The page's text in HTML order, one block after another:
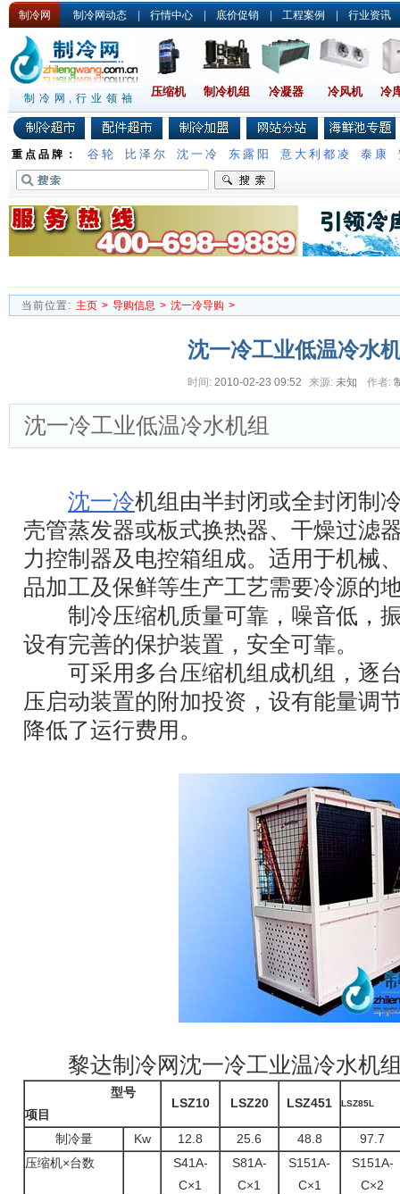
制冷网 制冷网动态 | 行情中心 | 底价促销 | 工程案例 | 行业资讯
制冷网,行业领袖 压缩机 制冷机组 冷凝器 冷风机 冷
重点品牌： 谷轮 比泽尔 沈一冷 东露阳 意大利都凌 泰康
当前位置: 主页 > 导购信息 > 沈一冷导购 >
沈一冷工业低温冷水
时间: 2010-02-23 09:52 来源: 未知 作者:
沈一冷工业低温冷水机组
沈一冷机组由半封闭或全封闭制
壳管蒸发器或板式换热器、干燥过滤
力控制器及电控箱组成。适用于机械
品加工及保鲜等生产工艺需要冷源的
制冷压缩机质量可靠，噪音低，振
设有完善的保护装置，安全可靠。
可采用多台压缩机组成机组，逐台
压启动装置的附加投资，设有能量调
降低了运行费用。
黎达制冷网沈一冷工业温冷水机
型号
项目
LSZ10 LSZ20 LSZ451 LSZ85L
制冷量 Kw 12.8 25.6 48.8
97.7
压缩机×台数
S41A-
C×1
S81A-
C×1
S151A-
C×1
S151A-
C×2